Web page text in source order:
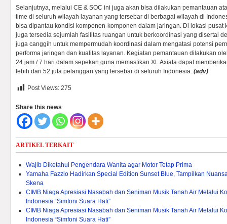
Selanjutnya, melalui CE & SOC ini juga akan bisa dilakukan pemantauan
time di seluruh wilayah layanan yang tersebar di berbagai wilayah di
bisa dipantau kondisi komponen-komponen dalam jaringan. Di lokasi pusat
juga tersedia sejumlah fasilitas ruangan untuk berkoordinasi yang disertai
juga canggih untuk mempermudah koordinasi dalam mengatasi potensi
performa jaringan dan kualitas layanan. Kegiatan pemantauan dilakukan
24 jam / 7 hari dalam sepekan guna memastikan XL Axiata dapat
lebih dari 52 juta pelanggan yang tersebar di seluruh Indonesia. (adv)
Post Views: 275
Share this news
ARTIKEL TERKAIT
Wajib Diketahui Pengendara Wanita agar Motor Tetap Prima
Yamaha Fazzio Hadirkan Special Edition Sunset Blue, Tampilkan
Skena
CIMB Niaga Apresiasi Nasabah dan Seniman Musik Tanah Air Melalui
Indonesia “Simfoni Suara Hati”
CIMB Niaga Apresiasi Nasabah dan Seniman Musik Tanah Air Melalui
Indonesia “Simfoni Suara Hati”